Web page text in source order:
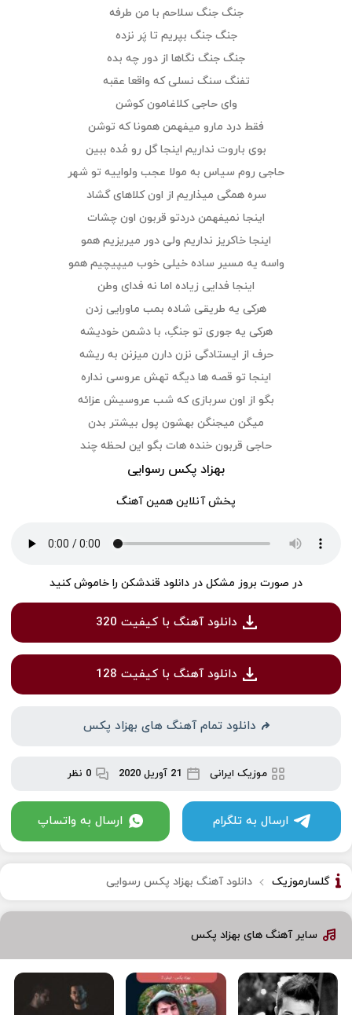
جنگ جنگ سلاحم با من طرفه
جنگ جنگ بپریم تا پَر نزده
جنگ جنگ نگاها از دور چه بده
تفنگ سنگ نسلی که واقعا عقبه
وای حاجی کلاغامون کوشن
فقط درد مارو میفهمن همونا که توشن
بوی باروت نداریم اینجا گل رو مُده ببین
حاجی روم سیاس به مولا عجب ولواییه تو شهر
سره همگی میذاریم از اون کلاهای گشاد
اینجا نمیفهمن دردتو قربون اون چشات
اینجا خاکریز نداریم ولی دور میریزیم همو
واسه یه مسیر ساده خیلی خوب میپیچیم همو
اینجا فدایی زیاده اما نه فدای وطن
هرکی یه طریقی شاده بمب ماورایی زدن
هرکی یه جوری تو جنگِ، با دشمن خودیشه
حرف از ایستادگی نزن دارن میزنن به ریشه
اینجا تو قصه ها دیگه تهش عروسی نداره
بگو از اون سربازی که شب عروسیش عزائه
میگن میجنگن بهشون پول بیشتر بدن
حاجی قربون خنده هات بگو این لحظه چند
بهزاد پکس رسوایی
پخش آنلاین همین آهنگ
در صورت بروز مشکل در دانلود قندشکن را خاموش کنید
دانلود آهنگ با کیفیت 320
دانلود آهنگ با کیفیت 128
دانلود تمام آهنگ های بهزاد پکس
موزیک ایرانی 21 آوریل 2020 0 نظر
ارسال به تلگرام ارسال به واتساپ
گلسارموزیک دانلود آهنگ بهزاد پکس رسوایی
سایر آهنگ های بهزاد پکس